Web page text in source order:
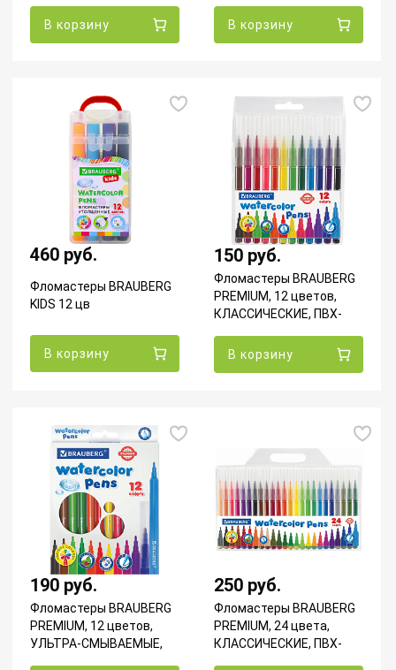
В корзину В корзину
460 руб.
Фломастеры BRAUBERG
KIDS 12 цв
В корзину
150 руб.
Фломастеры BRAUBERG
PREMIUM, 12 цветов,
КЛАССИЧЕСКИЕ, ПВХ-
В корзину
190 руб.
Фломастеры BRAUBERG
PREMIUM, 12 цветов,
УЛЬТРА-СМЫВАЕМЫЕ,
250 руб.
Фломастеры BRAUBERG
PREMIUM, 24 цвета,
КЛАССИЧЕСКИЕ, ПВХ-